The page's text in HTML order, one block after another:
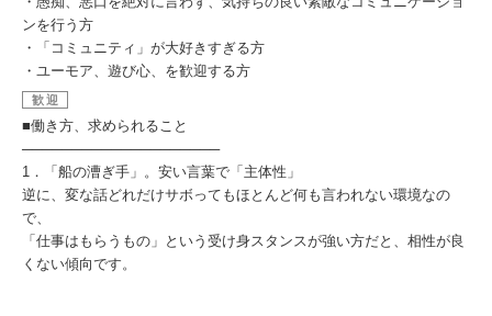
ンを行う方
・「コミュニティ」が大好きすぎる方
・ユーモア、遊び心、を歓迎する方
歓迎
■働き方、求められること
────────────────────
1．「船の漕ぎ手」。安い言葉で「主体性」
逆に、変な話どれだけサボってもほとんど何も言われない環境なの
で、
「仕事はもらうもの」という受け身スタンスが強い方だと、相性が良
くない傾向です。